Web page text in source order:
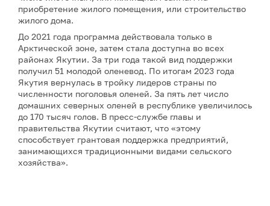
приобретение жилого помещения, или строительство
жилого дома.
До 2021 года программа действовала только в
Арктической зоне, затем стала доступна во всех
районах Якутии. За три года такой вид поддержки
получил 51 молодой оленевод. По итогам 2023 года
Якутия вернулась в тройку лидеров страны по
численности поголовья оленей. За пять лет число
домашних северных оленей в республике увеличилось
до 170 тысяч голов. В пресс-службе главы и
правительства Якутии считают, что «этому
способствует грантовая поддержка предприятий,
занимающихся традиционными видами сельского
хозяйства».